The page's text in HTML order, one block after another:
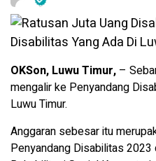
OKSon, Luwu Timur, –
mengalir ke Penyandang
Luwu Timur.
Anggaran sebesar itu
Penyandang Disabilitas